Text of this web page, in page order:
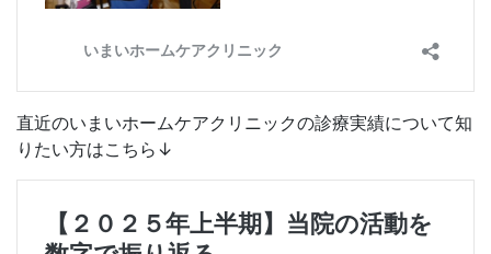
直近のいまいホームケアクリニックの診療実績について知
りたい方はこちら↓